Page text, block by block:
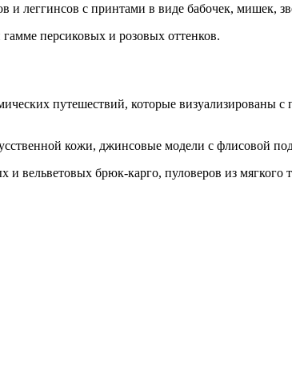
леггинсов с принтами в виде бабочек, мишек,
персиковых и розовых оттенков.
путешествий, которые визуализированы
кожи, джинсовые модели с флисовой
брюк-карго, пуловеров из мягкого